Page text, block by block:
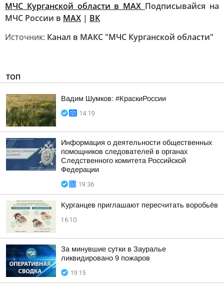
МЧС Курганской области в MAX Подписывайся на
МЧС России в MAX | ВК
Источник: Канал в МАКС "МЧС Курганской области"
ТОП
Вадим Шумков: #КраскиРоссии
14:19
Информация о деятельности общественных
помощников следователей в органах
Следственного комитета Российской
Федерации
19:36
Курганцев приглашают пересчитать воробьёв
16:10
За минувшие сутки в Зауралье
ликвидировано 9 пожаров
19:15